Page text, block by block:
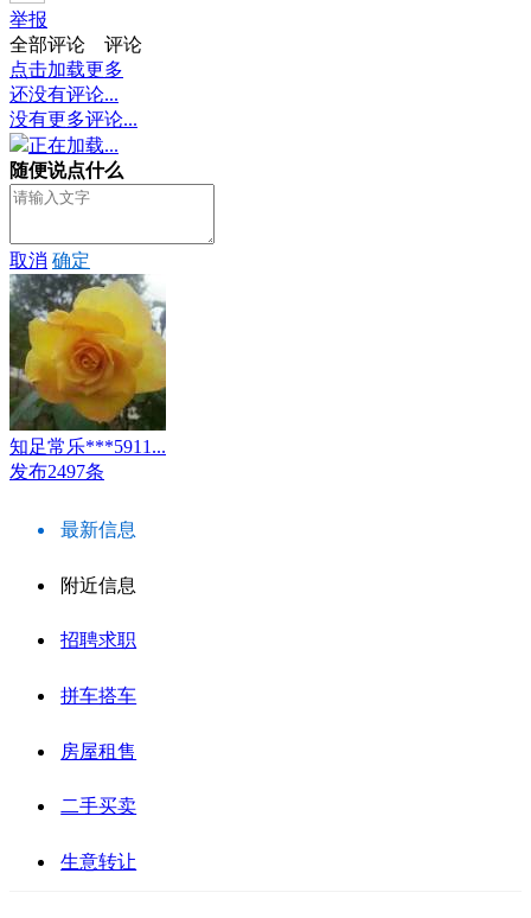
举报
全部评论
评论
点击加载更多
还没有评论...
没有更多评论...
正在加载...
随便说点什么
取消 确定
知足常乐***5911...
发布2497条
最新信息
附近信息
招聘求职
拼车搭车
房屋租售
二手买卖
生意转让